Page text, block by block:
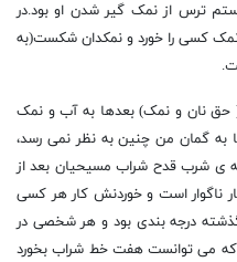
ترس از نمک گیر شدن او بود.در
نمک کسی را خورد و نمکدان شکست(به
( حق نان و نمک) بعدها به آب و نمک
به گمان من چنین به نظر نمی رسد،
ی شرب قدح شراب مسیحیان بعد از
ناگوار است و خوردنش کار هر کسی
درجه بندی بود و هر شخصی در
می توانست هفت خط شراب بخورد